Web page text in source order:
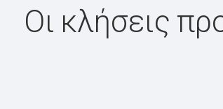
Οι κλήσεις